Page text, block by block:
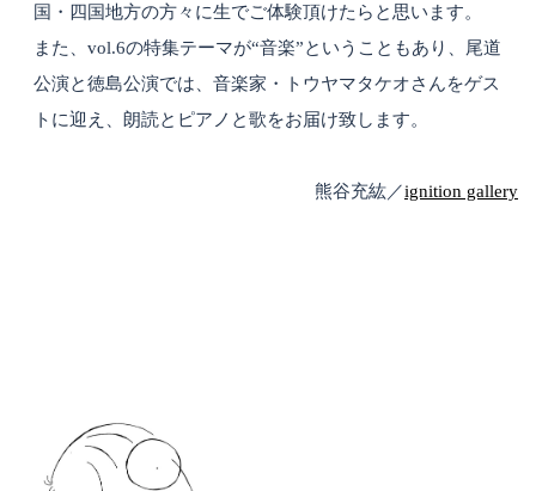
国・四国地方の方々に生でご体験頂けたらと思います。
また、vol.6の特集テーマが“音楽”ということもあり、尾道
公演と徳島公演では、音楽家・トウヤマタケオさんをゲス
トに迎え、朗読とピアノと歌をお届け致します。
熊谷充紘／ignition gallery